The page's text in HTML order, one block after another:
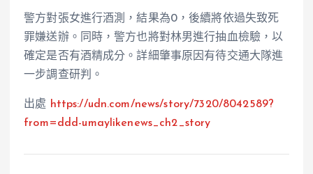
警方對張女進行酒測，結果為0，後續將依過失致死
罪嫌送辦。同時，警方也將對林男進行抽血檢驗，以
確定是否有酒精成分。詳細肇事原因有待交通大隊進
一步調查研判。
出處 https://udn.com/news/story/7320/8042589?
from=ddd-umaylikenews_ch2_story